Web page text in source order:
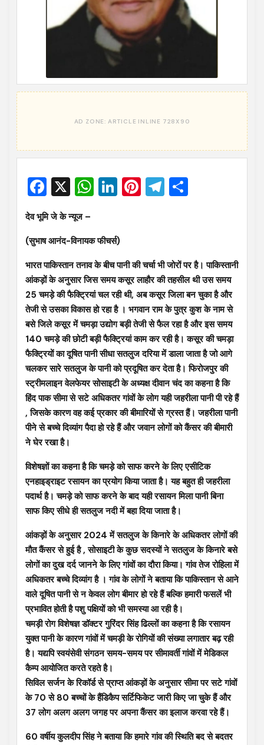
Facebook
X WhatsApp
LinkedIn
Pinterest
Telegram
देव भूमि जे के न्यूज –
(सुभाष आनंद-विनायक फीचर्स)
भारत पाकिस्तान तनाव के बीच पानी की चर्चा भी जोरों पर है। पाकिस्तानी
आंकड़ों के अनुसार जिस समय कसूर लाहौर की तहसील थी उस समय
25 चमड़े की फैक्ट्रियां चल रही थी, अब कसूर जिला बन चुका है और
तेजी से उसका विकास हो रहा है । भगवान राम के पुत्र कुश के नाम से
बसे जिले कसूर में चमड़ा उद्योग बड़ी तेजी से फैल रहा है और इस समय
140 चमड़े की छोटी बड़ी फैक्ट्रियां काम कर रही है। कसूर की चमड़ा
फैक्ट्रियों का दूषित पानी सीधा सतलुज दरिया में डाला जाता है जो आगे
चलकर सारे सतलुज के पानी को प्रदूषित कर देता है। फिरोजपुर की
स्ट्रीमलाइन वेलफेयर सोसाइटी के अध्यक्ष दीवान चंद का कहना है कि
हिंद पाक सीमा से सटे अधिकतर गांवों के लोग यही जहरीला पानी पी रहे हैं
, जिसके कारण वह कई प्रकार की बीमारियों से ग्रस्त हैं। जहरीला पानी
पीने से बच्चे दिव्यांग पैदा हो रहे हैं और जवान लोगों को कैंसर की बीमारी
ने घेर रखा है।
विशेषज्ञों का कहना है कि चमड़े को साफ करने के लिए एसीटिक
एनहाइड्राइट रसायन का प्रयोग किया जाता है। यह बहुत ही जहरीला
पदार्थ है। चमड़े को साफ करने के बाद यही रसायन मिला पानी बिना
साफ किए सीधे ही सतलुज नदी में बहा दिया जाता है।
आंकड़ों के अनुसार 2024 में सतलुज के किनारे के अधिकतर लोगों की
मौत कैंसर से हुई है , सोसाइटी के कुछ सदस्यों ने सतलुज के किनारे बसे
लोगों का दुख दर्द जानने के लिए गांवों का दौरा किया। गांव तेज रोहिला में
अधिकतर बच्चे दिव्यांग है । गांव के लोगों ने बताया कि पाकिस्तान से आने
वाले दूषित पानी से न केवल लोग बीमार हो रहे हैं बल्कि हमारी फसलें भी
प्रभावित होती है पशु पक्षियों को भी समस्या आ रही है।
चमड़ी रोग विशेषज्ञ डॉक्टर गुरिंदर सिंह ढिल्लों का कहना है कि रसायन
युक्त पानी के कारण गांवों में चमड़ी के रोगियों की संख्या लगातार बढ़ रही
है। यद्यपि स्वयंसेवी संगठन समय-समय पर सीमावर्ती गांवों में मेडिकल
कैम्प आयोजित करते रहते है।
सिविल सर्जन के रिकॉर्ड से प्राप्त आंकड़ों के अनुसार सीमा पर सटे गांवों
के 70 से 80 बच्चों के हैंडिकैप सर्टिफिकेट जारी किए जा चुके हैं और
37 लोग अलग अलग जगह पर अपना कैंसर का इलाज करवा रहे हैं।
60 वर्षीय कुलदीप सिंह ने बताया कि हमारे गांव की स्थिति बद से बदतर